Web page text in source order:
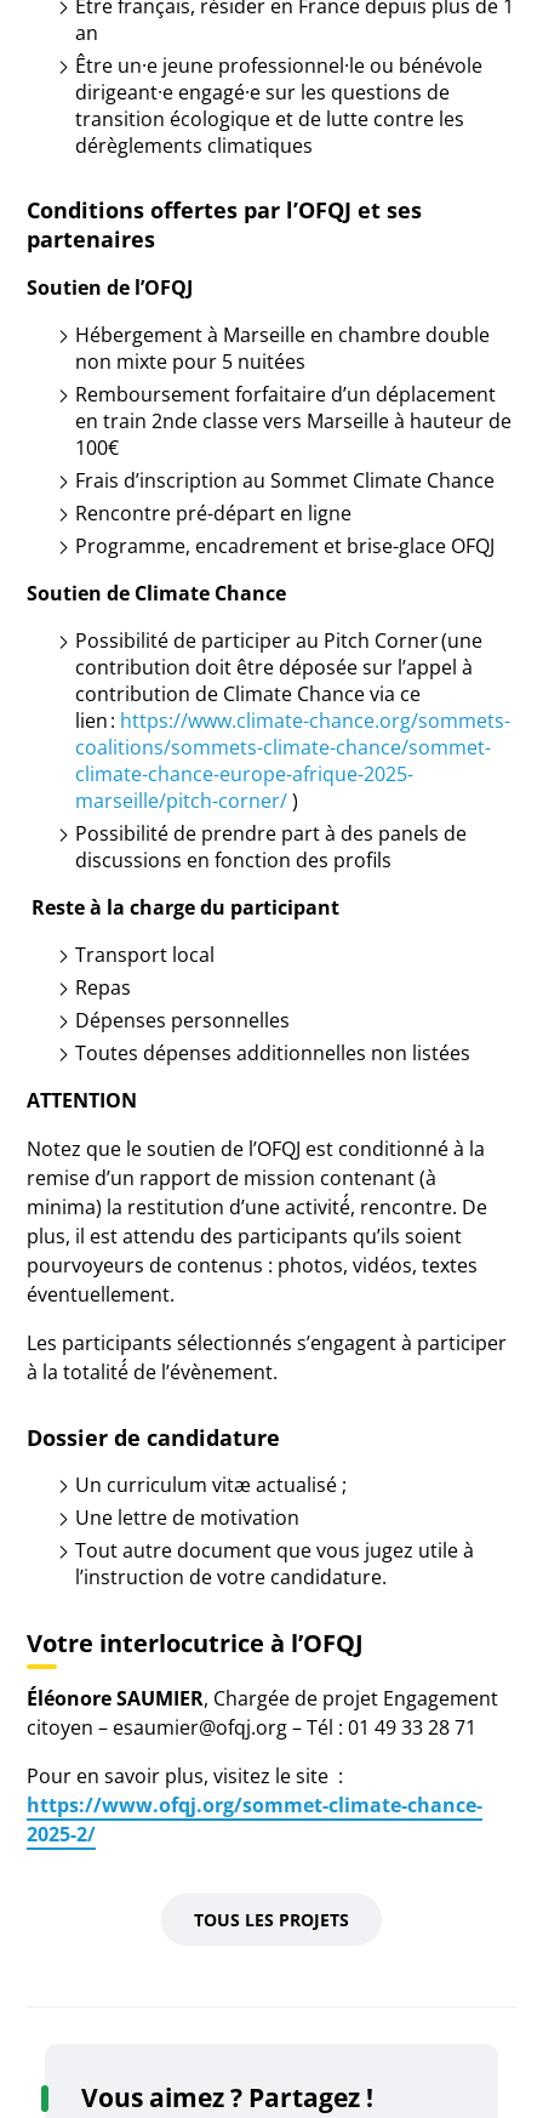
Être français, résider en France depuis plus de 1
an
Être un·e jeune professionnel·le ou bénévole
dirigeant·e engagé·e sur les questions de
transition écologique et de lutte contre les
dérèglements climatiques
Conditions offertes par l’OFQJ et ses
partenaires
Soutien de l’OFQJ
Hébergement à Marseille en chambre double
non mixte pour 5 nuitées
Remboursement forfaitaire d’un déplacement
en train 2nde classe vers Marseille à hauteur de
100€
Frais d’inscription au Sommet Climate Chance
Rencontre pré-départ en ligne
Programme, encadrement et brise-glace OFQJ
Soutien de Climate Chance
Possibilité de participer au Pitch Corner (une
contribution doit être déposée sur l’appel à
contribution de Climate Chance via ce
lien : https://www.climate-chance.org/sommets-
coalitions/sommets-climate-chance/sommet-
climate-chance-europe-afrique-2025-
marseille/pitch-corner/)
Possibilité de prendre part à des panels de
discussions en fonction des profils
Reste à la charge du participant
Transport local
Repas
Dépenses personnelles
Toutes dépenses additionnelles non listées
ATTENTION
Notez que le soutien de l’OFQJ est conditionné à la
remise d’un rapport de mission contenant (à
minima) la restitution d’une activité́, rencontre. De
plus, il est attendu des participants qu’ils soient
pourvoyeurs de contenus : photos, vidéos, textes
éventuellement.
Les participants sélectionnés s’engagent à participer
à la totalité́ de l’évènement.
Dossier de candidature
Un curriculum vitæ actualisé ;
Une lettre de motivation
Tout autre document que vous jugez utile à
l’instruction de votre candidature.
Votre interlocutrice à l’OFQJ
Éléonore SAUMIER, Chargée de projet Engagement
citoyen – esaumier@ofqj.org – Tél : 01 49 33 28 71
Pour en savoir plus, visitez le site :
https://www.ofqj.org/sommet-climate-chance-
2025-2/
TOUS LES PROJETS
Vous aimez ? Partagez !